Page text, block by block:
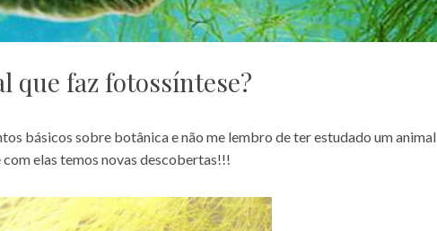
que faz fotossíntese?
básicos sobre botânica e não me lembro de ter estudado um animal
elas temos novas descobertas!!!